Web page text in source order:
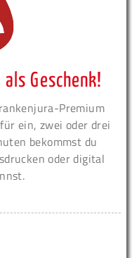
Geschenk!
Premium
ein, zwei oder drei
bekommst du
oder digital